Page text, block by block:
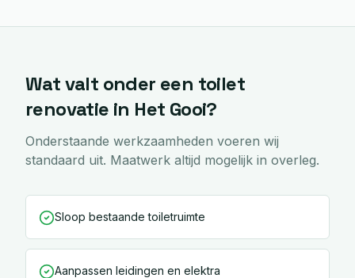
Wat valt onder een toilet
renovatie in Het Gooi?
Onderstaande werkzaamheden voeren wij
standaard uit. Maatwerk altijd mogelijk in overleg.
Sloop bestaande toiletruimte
Aanpassen leidingen en elektra